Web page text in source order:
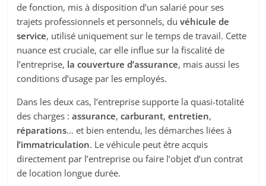
de fonction, mis à disposition d’un salarié pour ses
trajets professionnels et personnels, duvéhicule de
service, utilisé uniquement sur le temps de travail. Cette
nuance est cruciale, car elle influe sur la fiscalité de
l’entreprise, la couverture d’assurance, mais aussi les
conditions d’usage par les employés.
Dans les deux cas, l’entreprise supporte la quasi-totalité
des charges :assurance,carburant,entretien,
réparations… et bien entendu, les démarches liées à
l’immatriculation. Le véhicule peut être acquis
directement par l’entreprise ou faire l’objet d’un contrat
de location longue durée.